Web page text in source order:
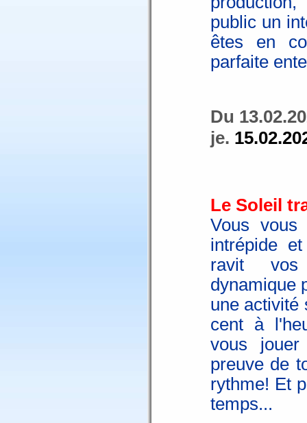
public un
êtes en
parfaite
Du
je.
Le Soleil
Vous
intrépide
ravit vos
dynamique
une activité
cent à
vous
preuve de
rythme! Et
temps...